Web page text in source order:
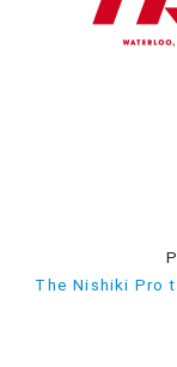
The Nishiki Pro